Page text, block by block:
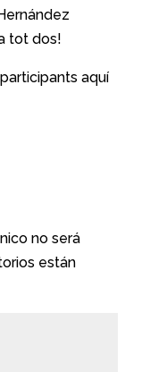
tot dos!
aquí
no será
están